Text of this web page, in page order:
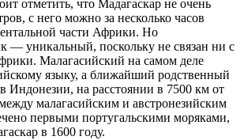
отметить, что Мадагаскар не очень
с него можно за несколько часов
части Африки. Но
— уникальный, поскольку не связан ни с
Малагасийский на самом деле
языку, а ближайший родственный
Индонезии, на расстоянии в 7500 км от
малагасийским и австронезийским
первыми португальскими моряками,
в 1600 году.